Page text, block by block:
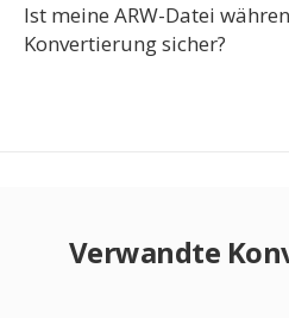
Ist meine ARW-Datei
Konvertierung sicher?
Verwandte